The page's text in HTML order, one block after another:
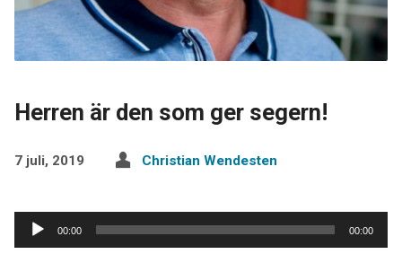
Herren är den som ger segern!
7 juli, 2019 Christian Wendesten
Ljudspelare
00:00 00:00